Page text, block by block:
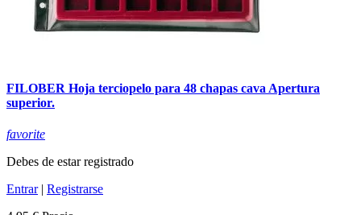
FILOBER Hoja terciopelo para 48 chapas cava Apertura
superior.
favorite
Debes de estar registrado
Entrar| Registrarse